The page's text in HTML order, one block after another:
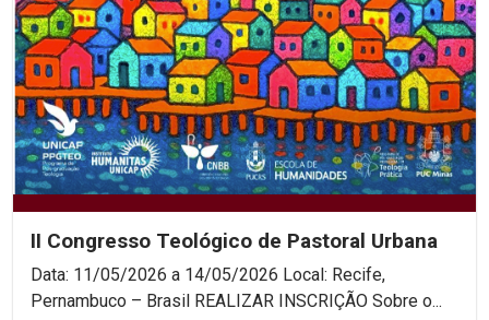
II Congresso Teológico de Pastoral Urbana
Data: 11/05/2026 a 14/05/2026 Local: Recife,
Pernambuco – Brasil REALIZAR INSCRIÇÃO Sobre o...